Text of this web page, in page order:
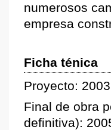
numerosos
empresa
Ficha ténica
Proyecto: 2003
Final de obra
definitiva):